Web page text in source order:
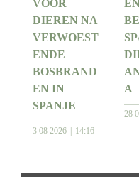
VOOR
DIEREN NA
VERWOEST
ENDE
BOSBRAND
EN IN
SPANJE
3 08 2026 14:16
A
28